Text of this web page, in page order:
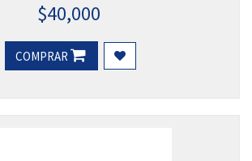
$40,000
COMPRAR